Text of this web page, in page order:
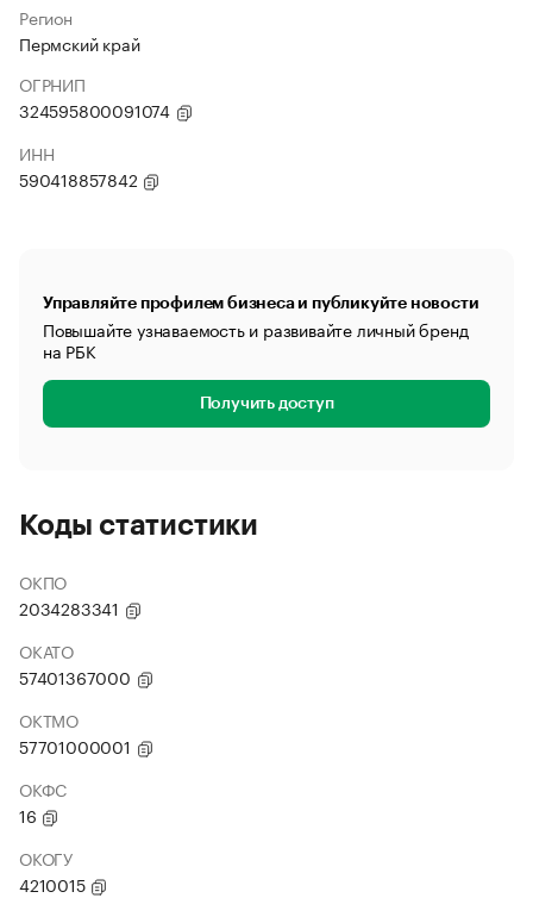
Регион
Пермский край
ОГРНИП
324595800091074
ИНН
590418857842
Управляйте профилем бизнеса и публикуйте новости
Повышайте узнаваемость и развивайте личный бренд
на РБК
Получить доступ
Коды статистики
ОКПО
2034283341
ОКАТО
57401367000
ОКТМО
57701000001
ОКФС
16
ОКОГУ
4210015